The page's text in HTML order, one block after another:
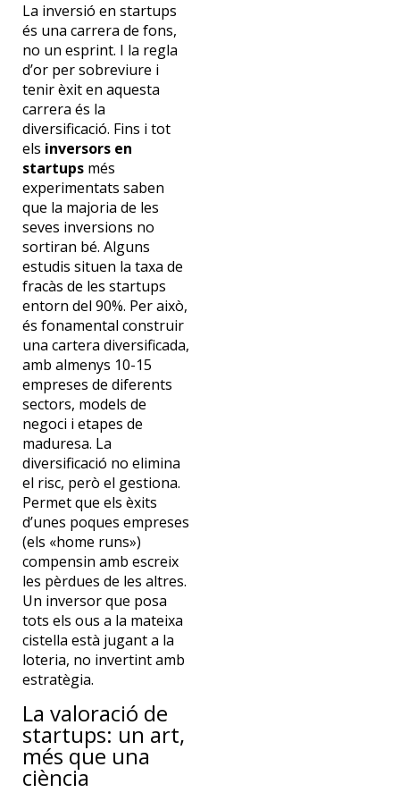
La inversió en startups
és una carrera de fons,
no un esprint. I la regla
d’or per sobreviure i
tenir èxit en aquesta
carrera és la
diversificació. Fins i tot
els inversors en
startups més
experimentats saben
que la majoria de les
seves inversions no
sortiran bé. Alguns
estudis situen la taxa de
fracàs de les startups
entorn del 90%. Per això,
és fonamental construir
una cartera diversificada,
amb almenys 10-15
empreses de diferents
sectors, models de
negoci i etapes de
maduresa. La
diversificació no elimina
el risc, però el gestiona.
Permet que els èxits
d’unes poques empreses
(els «home runs»)
compensin amb escreix
les pèrdues de les altres.
Un inversor que posa
tots els ous a la mateixa
cistella està jugant a la
loteria, no invertint amb
estratègia.
La valoració de
startups: un art,
més que una
ciència